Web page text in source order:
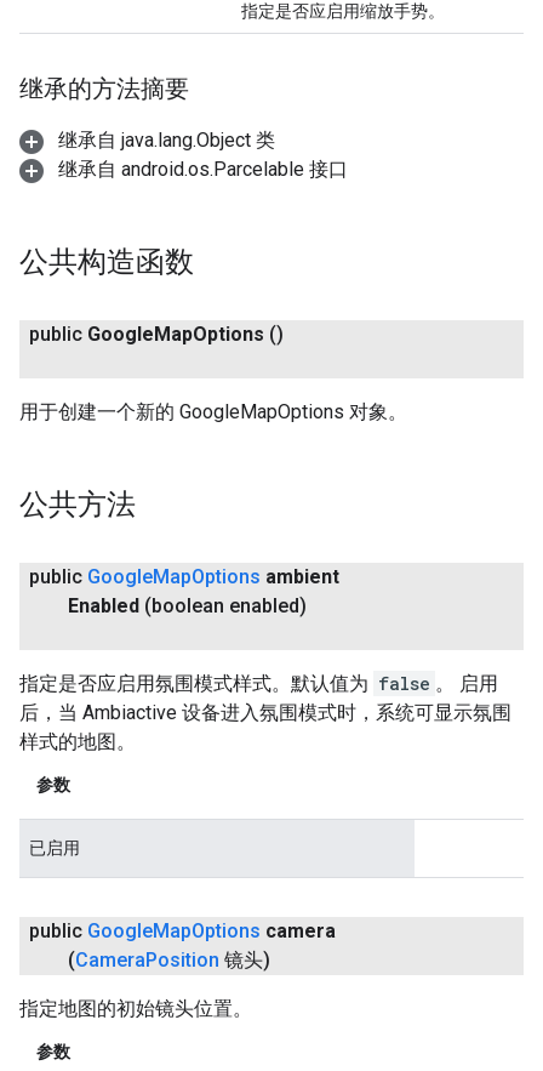
指定是否应启用缩放手势。
继承的方法摘要
继承自 java.lang.Object 类
继承自 android.os.Parcelable 接口
公共构造函数
public GoogleMapOptions ()
用于创建一个新的 GoogleMapOptions 对象。
公共方法
public GoogleMapOptions ambient
Enabled (boolean enabled)
指定是否应启用氛围模式样式。默认值为 false 。 启用
后，当 Ambiactive 设备进入氛围模式时，系统可显示氛围
样式的地图。
参数
已启用
public GoogleMapOptions camera
(Camera Position 镜头)
指定地图的初始镜头位置。
参数